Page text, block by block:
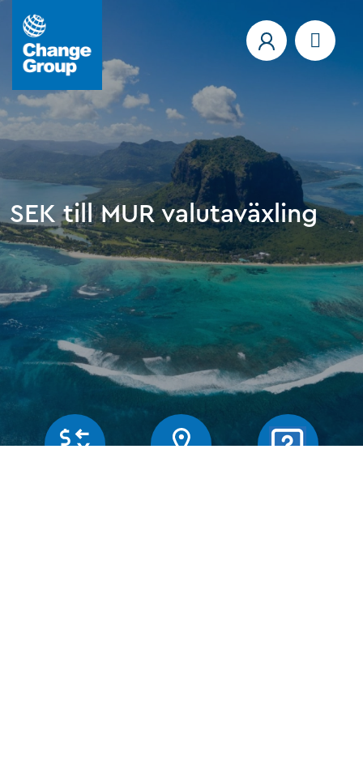
SEK till MUR valutaväxling